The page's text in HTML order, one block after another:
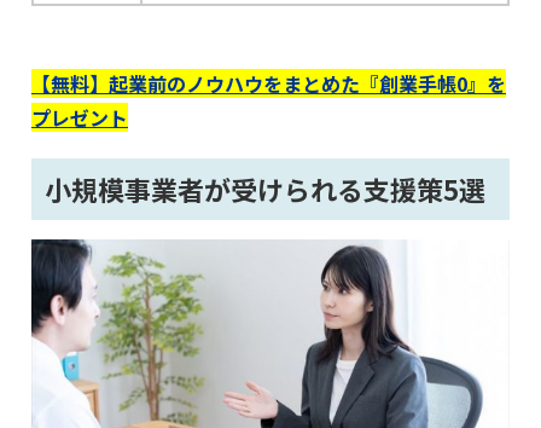
【無料】起業前のノウハウをまとめた『創業手帳0』を
プレゼント
小規模事業者が受けられる支援策5選